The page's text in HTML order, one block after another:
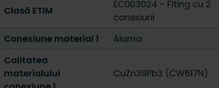
Clasă ETIM
EC003024 - Fiting cu 2
conexiuni
Conexiune material 1
Alama
Calitatea
materialului
CuZn39Pb3 (CW617N)